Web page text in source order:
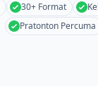
30+ Format
Pratonton Percuma